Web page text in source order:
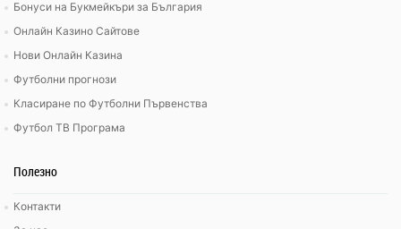
Бонуси на Букмейкъри за България
Онлайн Казино Сайтове
Нови Онлайн Казина
Футболни прогнози
Класиране по Футболни Първенства
Футбол ТВ Програма
Полезно
Контакти